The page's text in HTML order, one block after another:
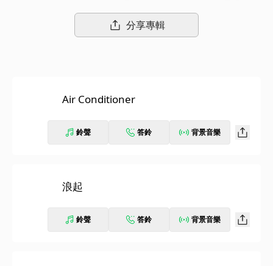
作品〈項羽〉；從打電動而生靈感的〈Oh God〉等新作。從深情
到狂暴，從詼諧到躁動。《GREENHOUSE》專輯就像是阿蘭的自
ouse》裡頭吧！
分享專輯
Air Conditioner
鈴聲 答鈴 背景音樂
浪起
鈴聲 答鈴 背景音樂